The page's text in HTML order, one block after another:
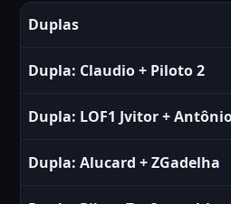
Duplas
Dupla: Claudio+ Piloto 2
Dupla: LOF1 Jvitor+
Dupla: Alucard +ZGadelha